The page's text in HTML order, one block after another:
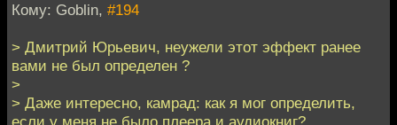
Кому: Goblin, #194
> Дмитрий Юрьевич, неужели этот эффект ранее
вами не был определен ?
>
> Даже интересно, камрад: как я мог определить,